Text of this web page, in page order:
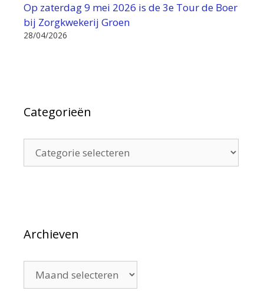
Op zaterdag 9 mei 2026 is de 3e Tour de Boer
bij Zorgkwekerij Groen
28/04/2026
Categorieën
Archieven